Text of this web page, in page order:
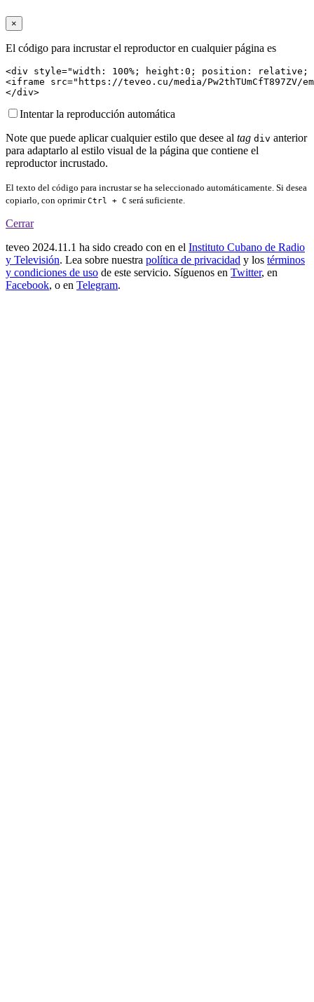
×
El código para incrustar el reproductor en cualquier página es
<div style="width: 100%; height:0; position: relative;
<iframe src="https://teveo.cu/media/
</div>
Intentar la reproducción automática
Note que puede aplicar cualquier estilo que desee al tag div anterior
para adaptarlo al estilo visual de la página que contiene el
reproductor incrustado.
El texto del código para incrustar se ha seleccionado automáticamente. Si desea
copiarlo, con oprimirCtrl + C será suficiente.
Cerrar
teveo 2024.11.1 ha sido creado con en el Instituto Cubano de Radio
y Televisión. Lea sobre nuestra política de privacidad y los términos
y condiciones de uso de este servicio. Síguenos en Twitter, en
Facebook, o en Telegram.